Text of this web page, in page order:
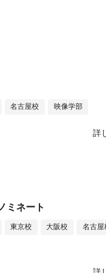
名古屋校 映像学部
詳
ミネート
東京校 大阪校 名古屋